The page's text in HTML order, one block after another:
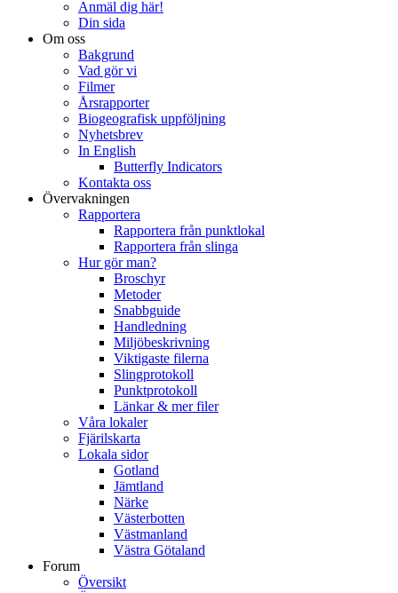
Anmäl dig här!
Din sida
Om oss
Bakgrund
Vad gör vi
Filmer
Årsrapporter
Biogeografisk uppföljning
Nyhetsbrev
In English
Butterfly Indicators
Kontakta oss
Övervakningen
Rapportera
Rapportera från punktlokal
Rapportera från slinga
Hur gör man?
Broschyr
Metoder
Snabbguide
Handledning
Miljöbeskrivning
Viktigaste filerna
Slingprotokoll
Punktprotokoll
Länkar & mer filer
Våra lokaler
Fjärilskarta
Lokala sidor
Gotland
Jämtland
Närke
Västerbotten
Västmanland
Västra Götaland
Forum
Översikt